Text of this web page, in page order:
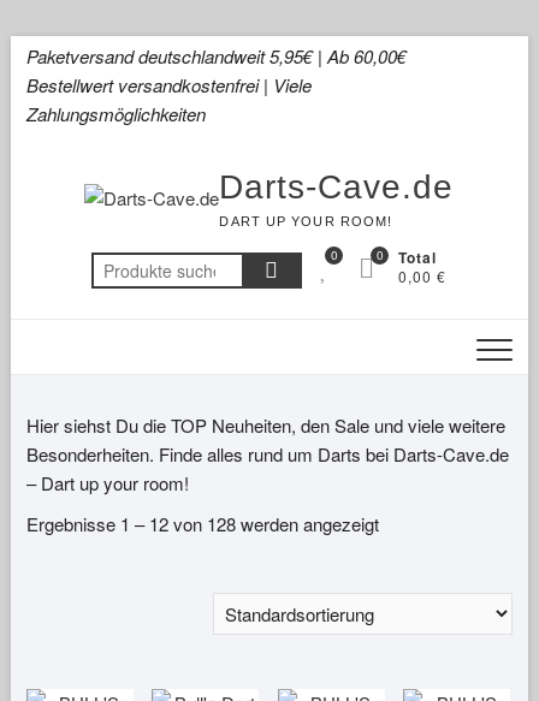
Skip
content
Paketversand deutschlandweit 5,95€ | Ab 60,00€
Bestellwert versandkostenfrei | Viele
Zahlungsmöglichkeiten
Darts-Cave.de
DART UP YOUR ROOM!
Suchen
nach:
0 Total
0,00 €
0
Hier siehst Du die TOP Neuheiten, den Sale und viele weitere
Besonderheiten. Finde alles rund um Darts bei Darts-Cave.de
– Dart up your room!
Ergebnisse 1 – 12 von 128 werden angezeigt